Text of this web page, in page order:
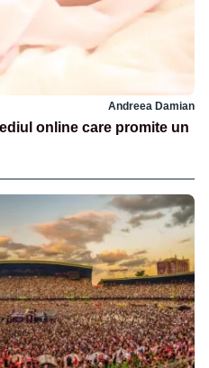
Andreea Damian
online care promite un